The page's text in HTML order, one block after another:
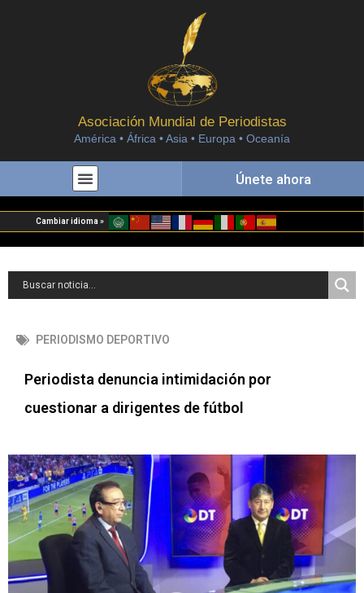
Asociación Mundial de Periodistas
América • África • Asia • Europa • Oceanía
Únete ahora
Cambiar idioma »
PERIODISMO DEPORTIVO
Periodista denuncia intimidación por
cuestionar a dirigentes de fútbol